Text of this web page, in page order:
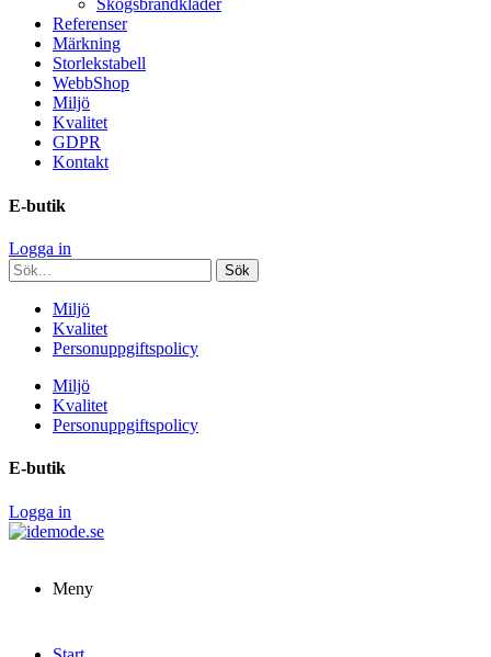
Skogsbrandkläder
Referenser
Märkning
Storlekstabell
WebbShop
Miljö
Kvalitet
GDPR
Kontakt
E-butik
Logga in
Miljö
Kvalitet
Personuppgiftspolicy
Miljö
Kvalitet
Personuppgiftspolicy
E-butik
Logga in
Meny